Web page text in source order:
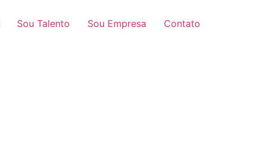
Sou Talento Sou Empresa Contato